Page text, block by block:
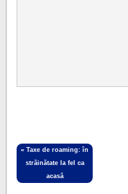
«Taxe de roaming: în
străinătate la fel ca
acasă